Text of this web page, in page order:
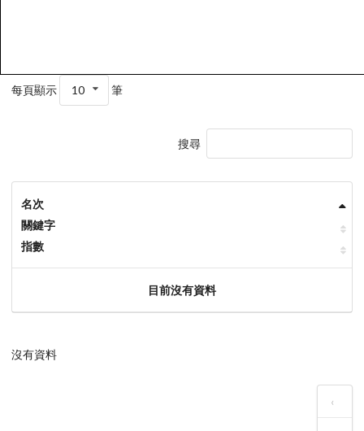
每頁顯示 10 筆
搜尋
名次
關鍵字
指數
目前沒有資料
沒有資料
‹